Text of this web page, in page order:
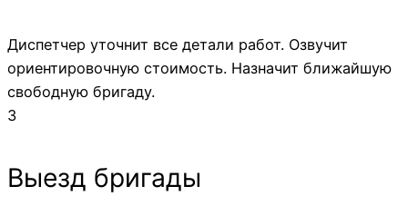
Диспетчер уточнит все детали работ. Озвучит
ориентировочную стоимость. Назначит ближайшую
свободную бригаду.
3
Выезд бригады